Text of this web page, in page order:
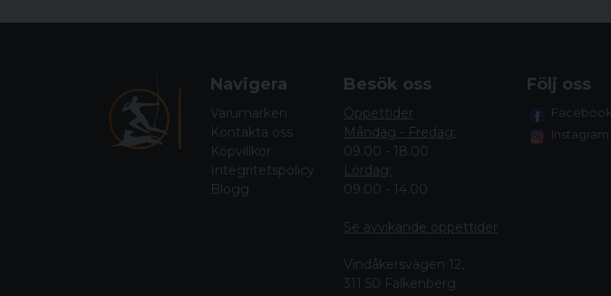
Navigera
Varumärken
Kontakta oss
Köpvillkor
Integritetspolicy
Blogg
Besök oss
Öppettider
Måndag - Fredag:
09.00 - 18.00
Lördag:
09.00 - 14.00
Se avvikande öppettider
Vindåkersvägen 12,
311 50 Falkenberg
Följ oss
Facebook
Instagram